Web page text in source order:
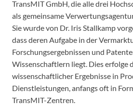
TransMIT GmbH, die alle drei
als gemeinsame
Sie wurde von Dr. Iris Stallkamp
dass deren Aufgabe in der
Forschungsergebnissen und
Wissenschaftlern liegt. Dies erfolge
wissenschaftlicher Ergebnisse in
Dienstleistungen, anfangs oft in
TransMIT-Zentren.